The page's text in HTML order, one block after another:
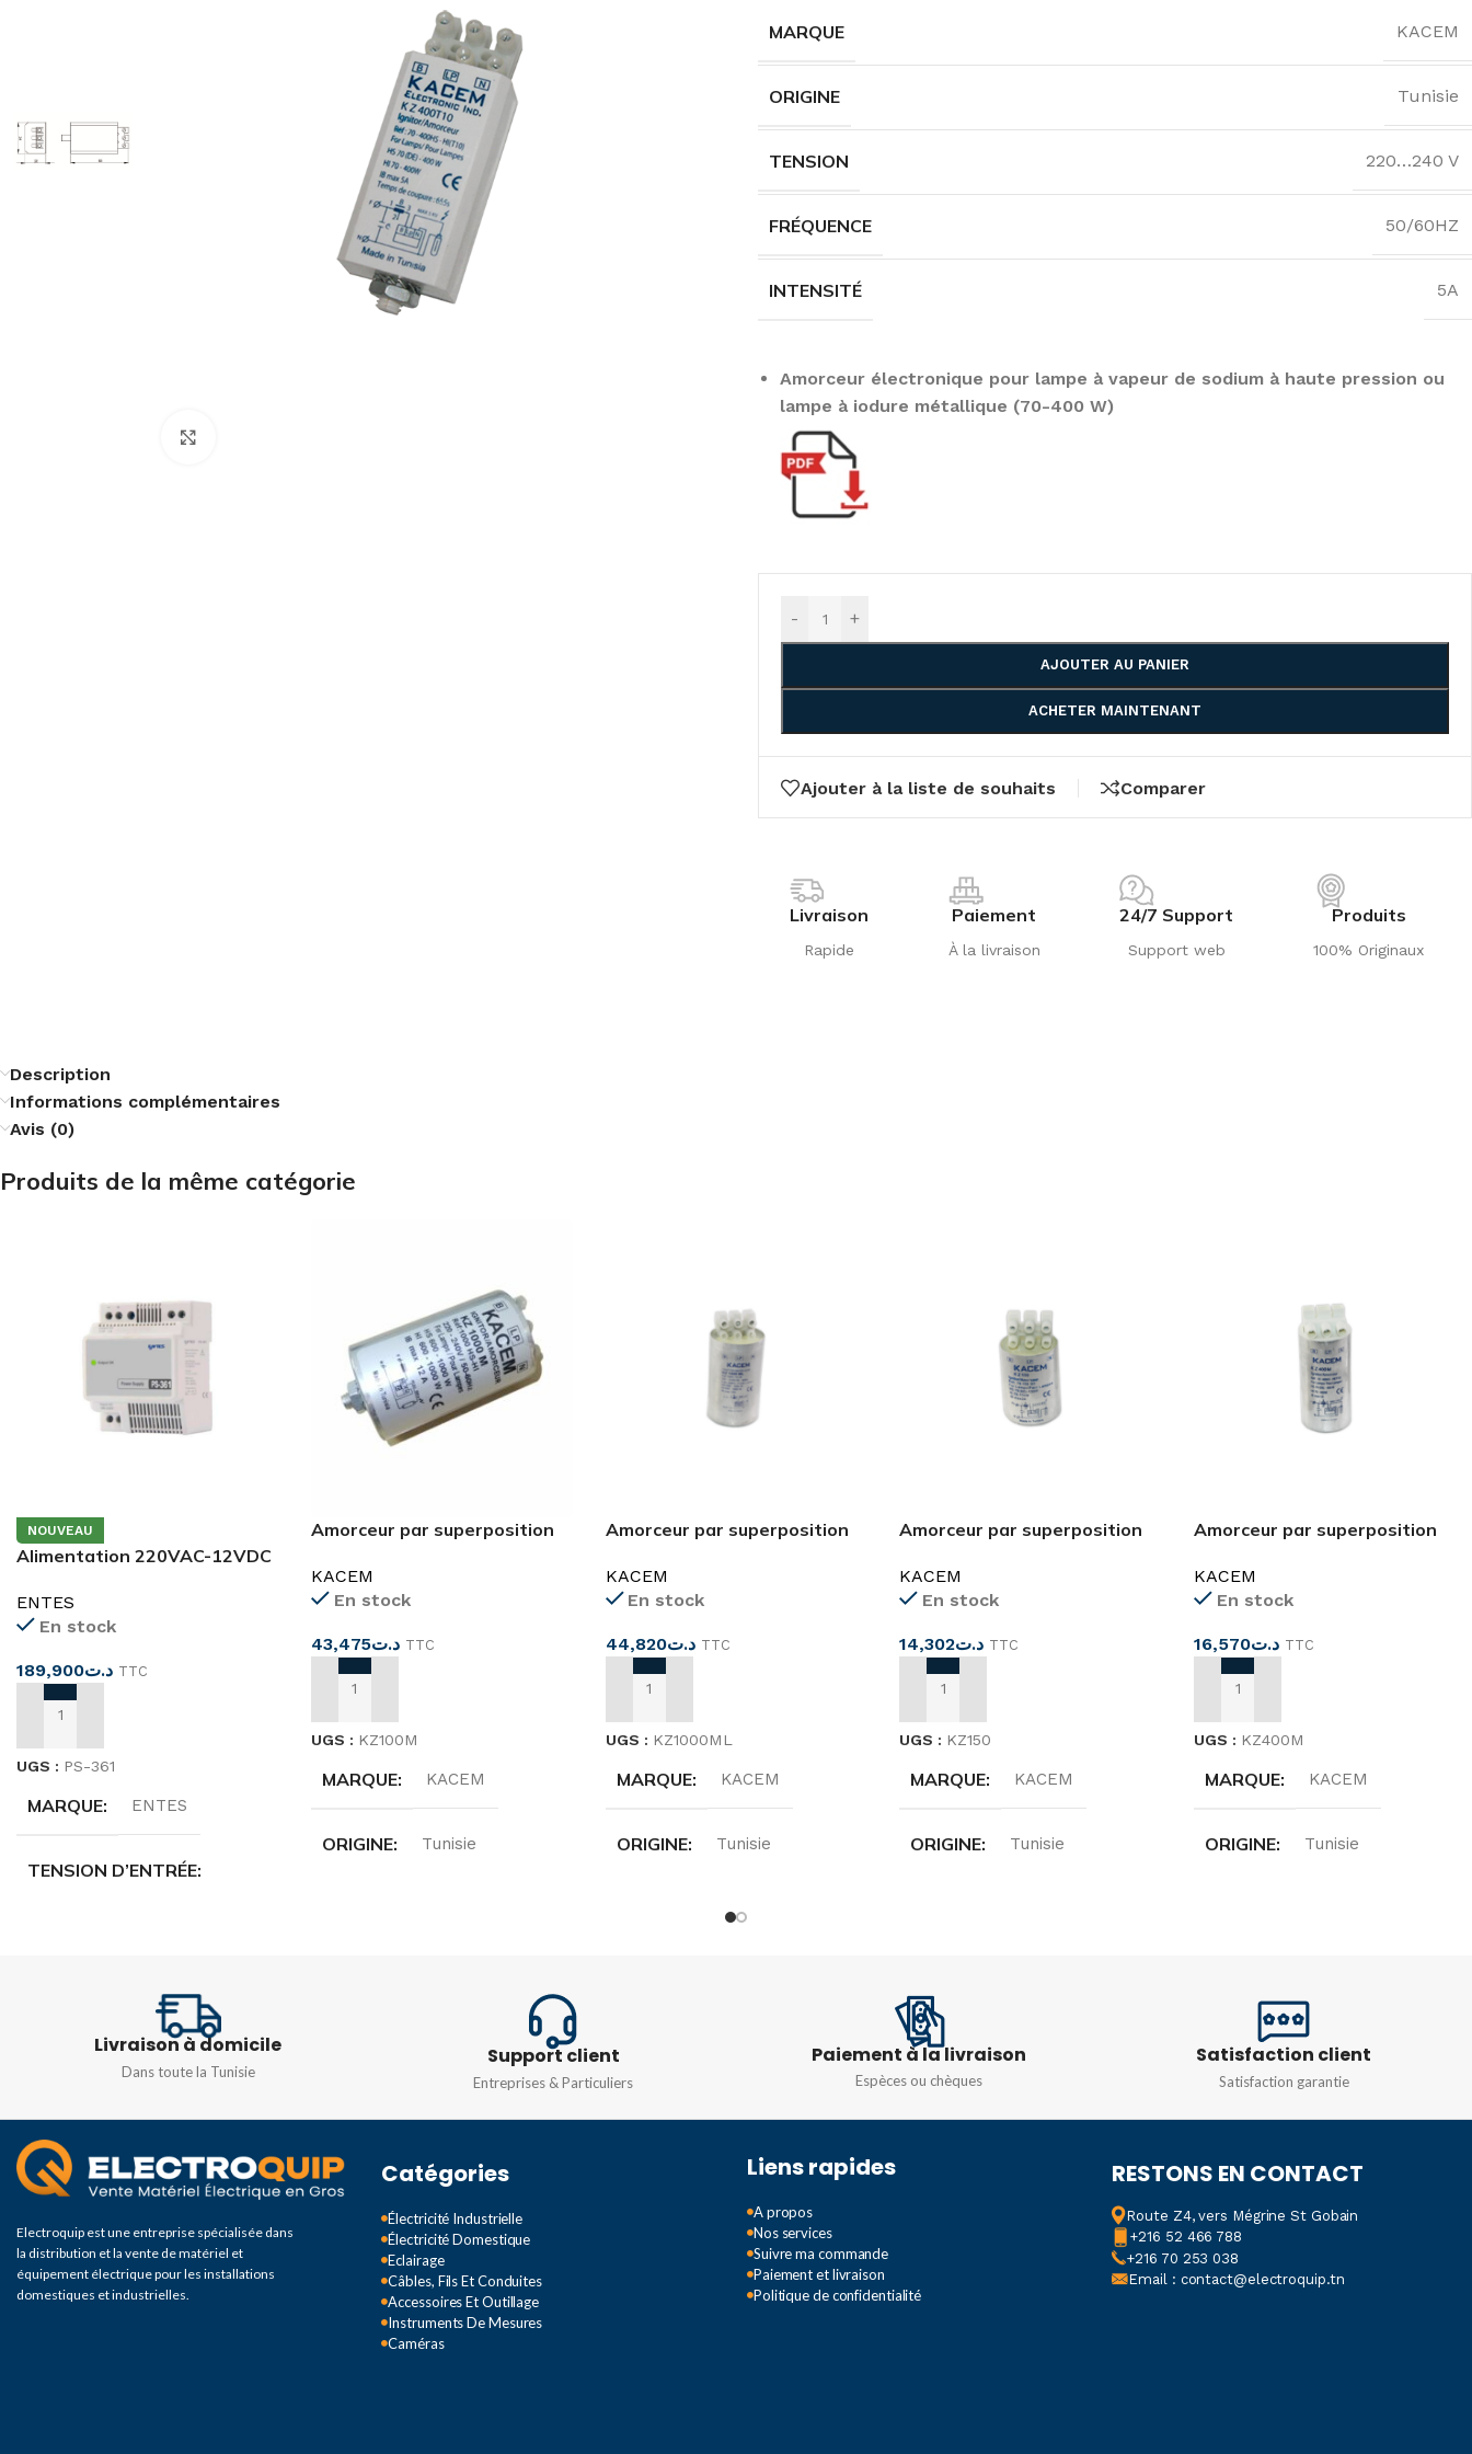
MARQUE KACEM
ORIGINE Tunisie
TENSION 220…240 V
FRÉQUENCE 50/60HZ
INTENSITÉ 5A
Amorceur électronique pour lampe à vapeur de sodium à haute pression ou
lampe à iodure métallique (70-400 W)
- +
AJOUTER AU PANIER
ACHETER MAINTENANT
Ajouter à la liste de souhaits Comparer
Livraison
Rapide
Paiement
À la livraison
24/7 Support
Support web
Produits
100% Originaux
Description
Informations complémentaires
Avis (0)
Produits de la même catégorie
NOUVEAU
Alimentation 220VAC-12VDC
ENTES
En stock
د.ت189,900 TTC
AJOUTER AU PANIER
UGS : PS-361
MARQUE ENTES
TENSION D’ENTRÉE
TENSION DE SORTIE
3A
PUISSANCE DE SORTIE
36W
Amorceur par superposition
KACEM
En stock
د.ت43,475 TTC
AJOUTER AU PANIER
UGS : KZ100M
MARQUE KACEM
ORIGINE Tunisie
Amorceur par superposition
KACEM
En stock
د.ت44,820 TTC
AJOUTER AU PANIER
UGS : KZ1000ML
MARQUE KACEM
ORIGINE Tunisie
220…240 V
Amorceur par superposition
KACEM
En stock
د.ت14,302 TTC
AJOUTER AU PANIER
UGS : KZ150
MARQUE KACEM
ORIGINE Tunisie
Amorceur par superposition
KACEM
En stock
د.ت16,570 TTC
AJOUTER AU PANIER
UGS : KZ400M
MARQUE KACEM
ORIGINE Tunisie
Livraison à domicile
Dans toute la Tunisie
Support client
Entreprises & Particuliers
Paiement à la livraison
Espèces ou chèques
Satisfaction client
Satisfaction garantie
Electroquip est une entreprise spécialisée dans
la distribution et la vente de matériel et
équipement électrique pour les installations
domestiques et industrielles.
Catégories
Électricité Industrielle
Électricité Domestique
Eclairage
Câbles, Fils Et Conduites
Accessoires Et Outillage
Instruments De Mesures
Caméras
Liens rapides
A propos
Nos services
Suivre ma commande
Paiement et livraison
Politique de confidentialité
RESTONS EN CONTACT
Route Z4, vers Mégrine St Gobain
+216 52 466 788
+216 70 253 038
Email : contact@electroquip.tn